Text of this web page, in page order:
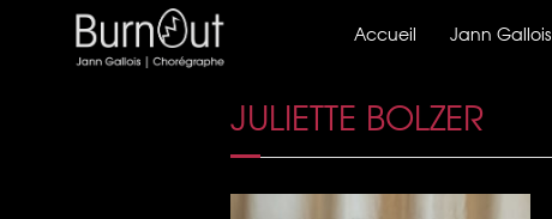
Accueil Jann Gallois
JULIETTE BOLZER